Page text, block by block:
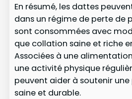
En résumé, les dattes
dans un régime de perte de
sont consommées avec
que collation saine et riche
Associées à une
une activité physique
peuvent aider à soutenir
saine et durable.